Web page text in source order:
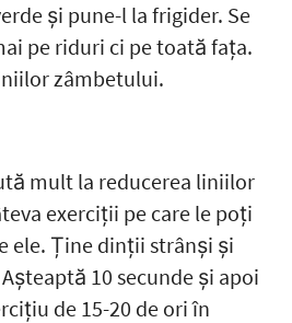
și pune-l la frigider. Se
pe riduri ci pe toată fața.
zâmbetului.
mult la reducerea liniilor
exerciții pe care le poți
ele. Ține dinții strânși și
10 secunde și apoi
de 15-20 de ori în